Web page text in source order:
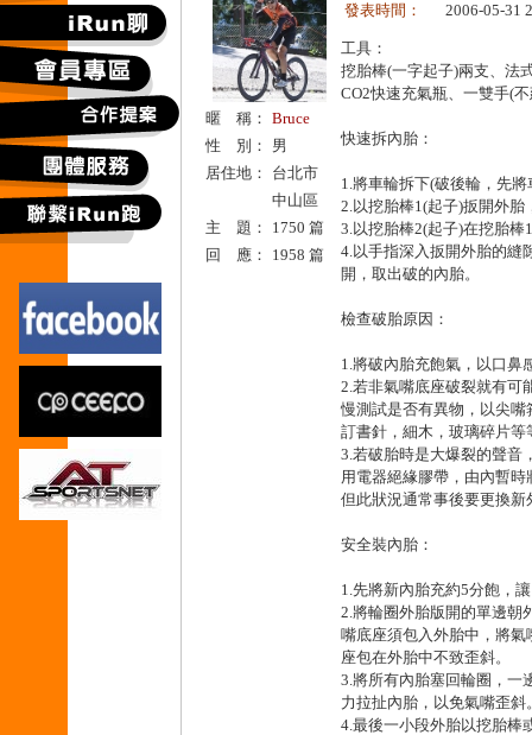
暱 稱： Bruce
性 別：
男
居住地：
台北市
中山區
主 題：
1750 篇
回 應：
1958 篇
發表時間： 2006-05-31
工具：
挖胎棒(一字起子)兩支、法
CO2快速充氣瓶、一雙手(
快速拆內胎：
1.將車輪拆下(破後輪，先
2.以挖胎棒1(起子)扳開外
3.以挖胎棒2(起子)在挖胎
4.以手指深入扳開外胎的縫
開，取出破的內胎。
檢查破胎原因：
1.將破內胎充飽氣，以口鼻
2.若非氣嘴底座破裂就有可
慢測試是否有異物，以尖
訂書針，細木，玻璃碎片等
3.若破胎時是大爆裂的聲音
用電器絕緣膠帶，由內暫
但此狀況通常事後要更換新
安全裝內胎：
1.先將新內胎充約5分飽，
2.將輪圈外胎版開的單邊朝
嘴底座須包入外胎中，將
座包在外胎中不致歪斜。
3.將所有內胎塞回輪圈，一
力拉扯內胎，以免氣嘴歪斜
4.最後一小段外胎以挖胎棒